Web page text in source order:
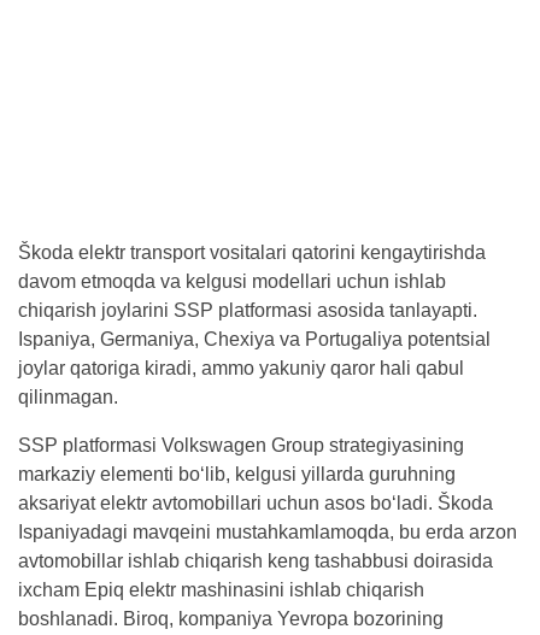
Škoda elektr transport vositalari qatorini kengaytirishda
davom etmoqda va kelgusi modellari uchun ishlab
chiqarish joylarini SSP platformasi asosida tanlayapti.
Ispaniya, Germaniya, Chexiya va Portugaliya potentsial
joylar qatoriga kiradi, ammo yakuniy qaror hali qabul
qilinmagan.
SSP platformasi Volkswagen Group strategiyasining
markaziy elementi bo‘lib, kelgusi yillarda guruhning
aksariyat elektr avtomobillari uchun asos bo‘ladi. Škoda
Ispaniyadagi mavqeini mustahkamlamoqda, bu erda arzon
avtomobillar ishlab chiqarish keng tashabbusi doirasida
ixcham Epiq elektr mashinasini ishlab chiqarish
boshlanadi. Biroq, kompaniya Yevropa bozorining